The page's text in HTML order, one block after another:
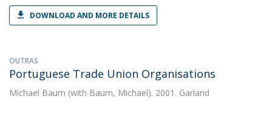
DOWNLOAD AND MORE DETAILS
OUTRAS
Portuguese Trade Union Organisations
Michael Baum (with Baum, Michael). 2001. Garland